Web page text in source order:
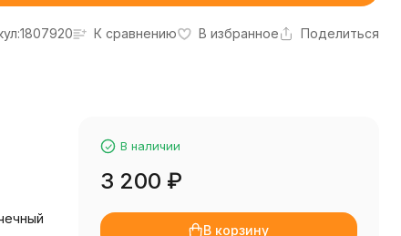
1807920 К сравнению В избранное Поделиться
В наличии
3 200 ₽
В корзину